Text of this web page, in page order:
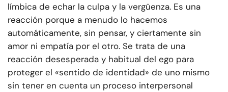
límbica de echar la culpa y la vergüenza. Es una
reacción porque a menudo lo hacemos
automáticamente, sin pensar, y ciertamente sin
amor ni empatía por el otro. Se trata de una
reacción desesperada y habitual del ego para
proteger el «sentido de identidad» de uno mismo
sin tener en cuenta un proceso interpersonal